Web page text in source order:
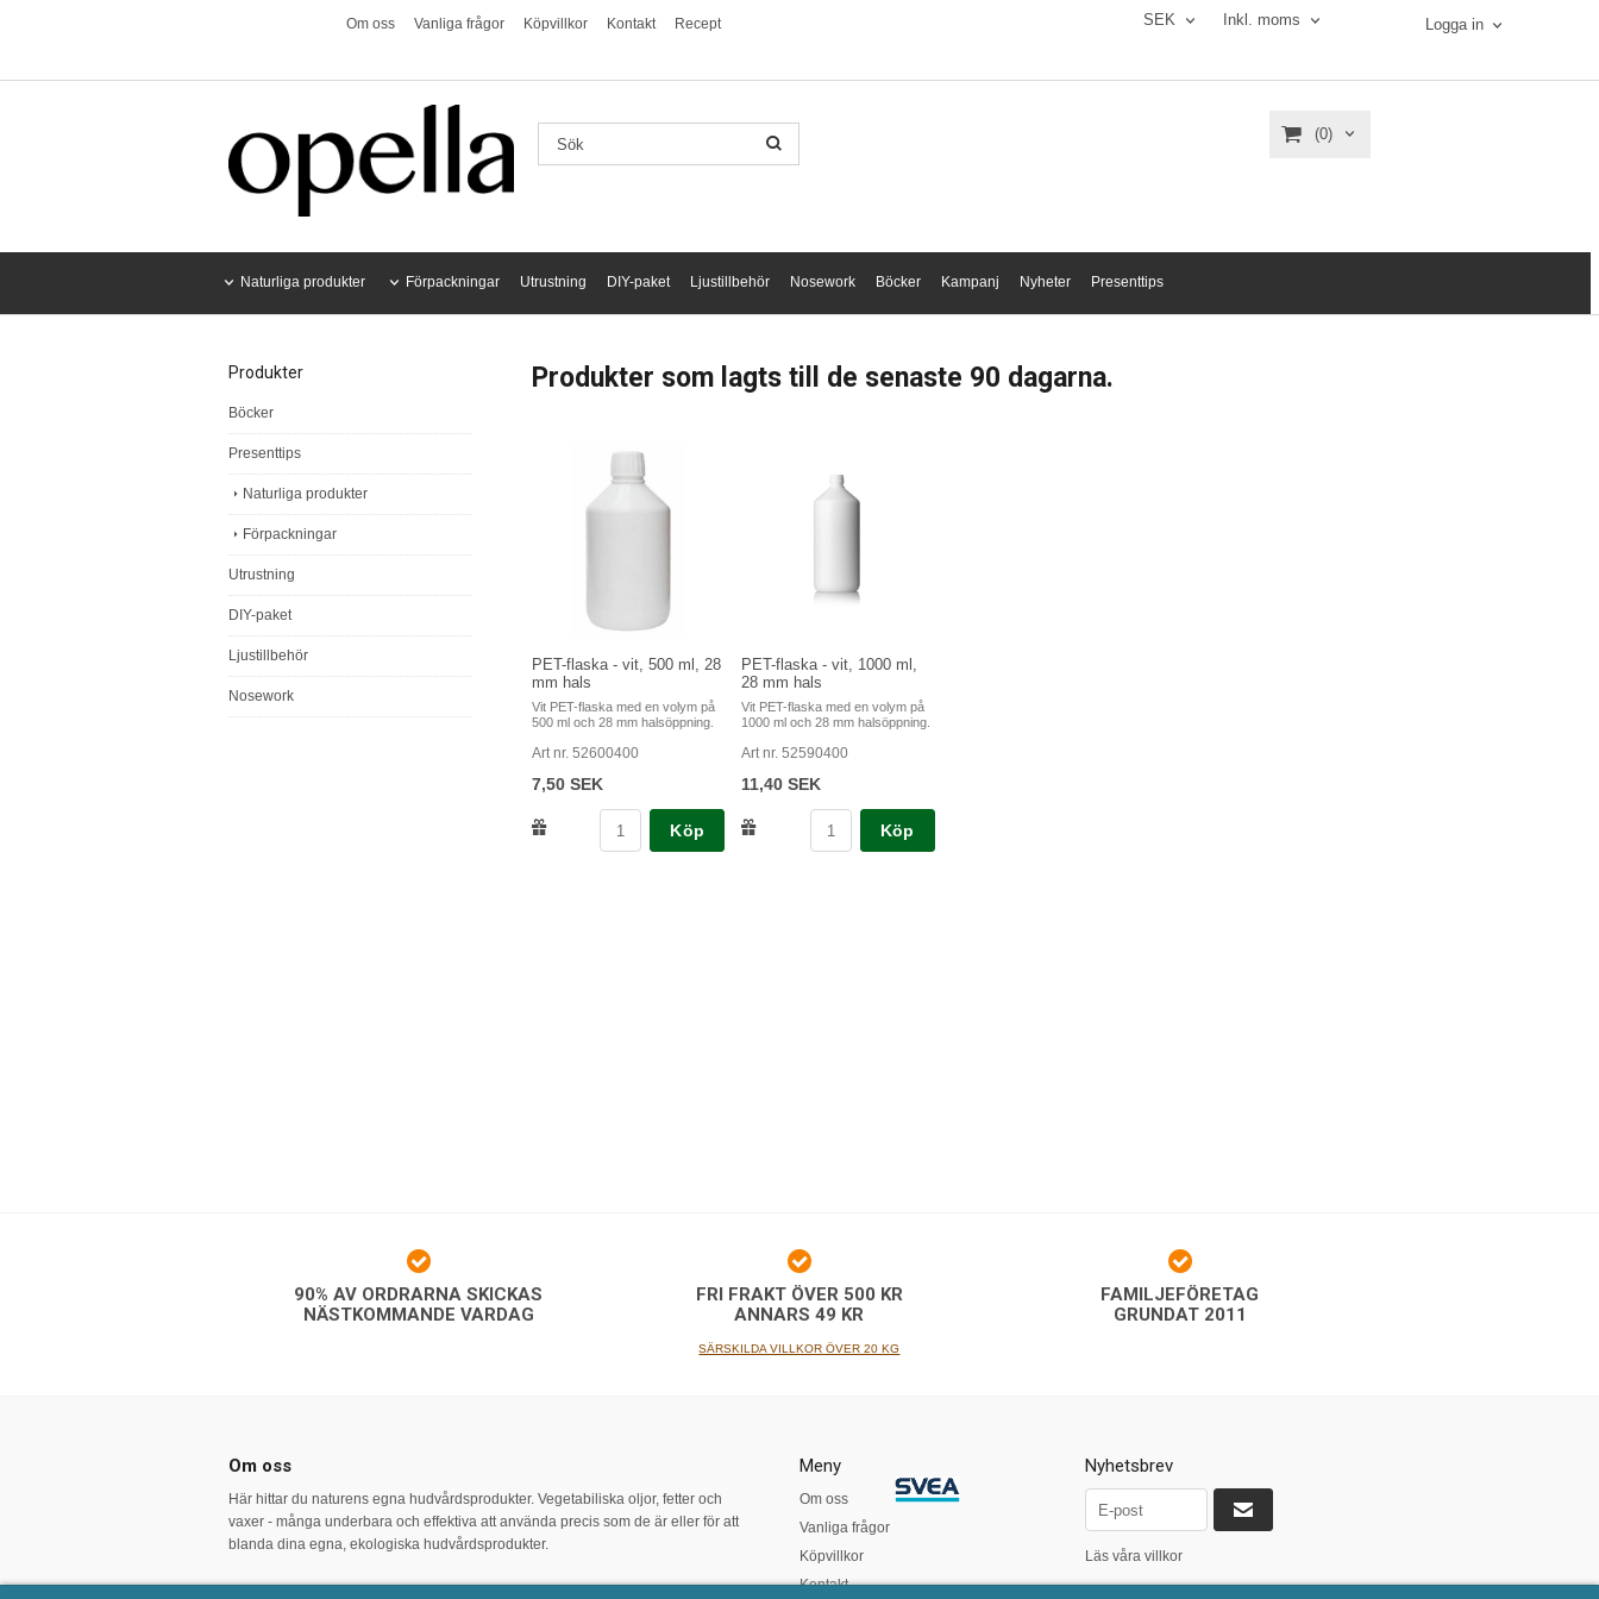
Om oss Vanliga frågor Köpvillkor Kontakt Recept SEK Inkl. moms Logga in
(0)
Naturliga produkter Förpackningar Utrustning DIY-paket Ljustillbehör Nosework Böcker Kampanj Nyheter Presenttips
Produkter
Böcker
Presenttips
Naturliga produkter
Förpackningar
Utrustning
DIY-paket
Ljustillbehör
Nosework
Produkter som lagts till de senaste 90 dagarna.
PET-flaska - vit, 500 ml, 28
mm hals
Vit PET-flaska med en volym på
500 ml och 28 mm halsöppning.
Art nr. 52600400
7,50 SEK
Köp
PET-flaska - vit, 1000 ml,
28 mm hals
Vit PET-flaska med en volym på
1000 ml och 28 mm halsöppning.
Art nr. 52590400
11,40 SEK
Köp
90% AV ORDRARNA SKICKAS
NÄSTKOMMANDE VARDAG
FRI FRAKT ÖVER 500 KR
ANNARS 49 KR
SÄRSKILDA VILLKOR ÖVER 20 KG
FAMILJEFÖRETAG
GRUNDAT 2011
Om oss
Här hittar du naturens egna hudvårdsprodukter. Vegetabiliska oljor, fetter och
vaxer - många underbara och effektiva att använda precis som de är eller för att
blanda dina egna, ekologiska hudvårdsprodukter.
Meny
Om oss
Vanliga frågor
Köpvillkor
Kontakt
Nyhetsbrev
Läs våra villkor